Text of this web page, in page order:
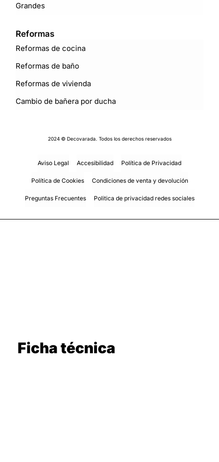
Grandes
Reformas
Reformas de cocina
Reformas de baño
Reformas de vivienda
Cambio de bañera por ducha
Aviso Legal Accesibilidad Política de Privacidad
Política de Cookies Condiciones de venta y devolución
Preguntas Frecuentes Politica de privacidad redes sociales
2024 © Decovarada. Todos los derechos reservados
Ficha técnica